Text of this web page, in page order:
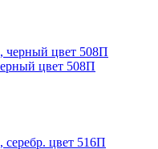
цвет 508П